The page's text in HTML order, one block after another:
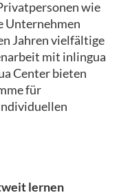
wie
Unternehmen
Jahren vielfältige
mit inlingua
Center bieten
für
lernen